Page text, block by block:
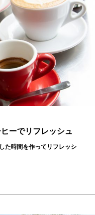
ーでリフレッシュ
た時間を作ってリフレッシ